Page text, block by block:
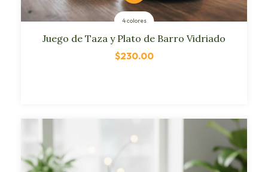
4 colores
Juego de Taza y Plato de Barro Vidriado
$230.00